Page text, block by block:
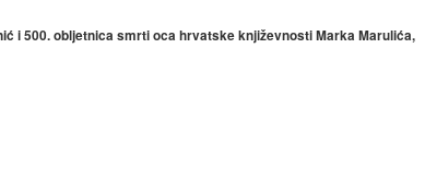
i 500. obljetnica smrti oca hrvatske književnosti Marka Marulića,